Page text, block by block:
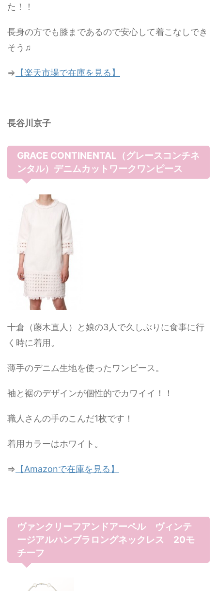
た！！
長身の方でも膝まであるので安心して着こなしでき
そう♫
⇒ 【楽天市場で在庫を見る】
長谷川京子
GRACE CONTINENTAL（グレースコンチネ
ンタル）デニムカットワークワンピース
十倉（藤木直人）と娘の3人で久しぶりに食事に行
く時に着用。
薄手のデニム生地を使ったワンピース。
袖と裾のデザインが個性的でカワイイ！！
職人さんの手のこんだ1枚です！
着用カラーはホワイト。
⇒ 【Amazonで在庫を見る】
ヴァンクリーフアンドアーペル ヴィンテ
ージアルハンブラロングネックレス 20モ
チーフ